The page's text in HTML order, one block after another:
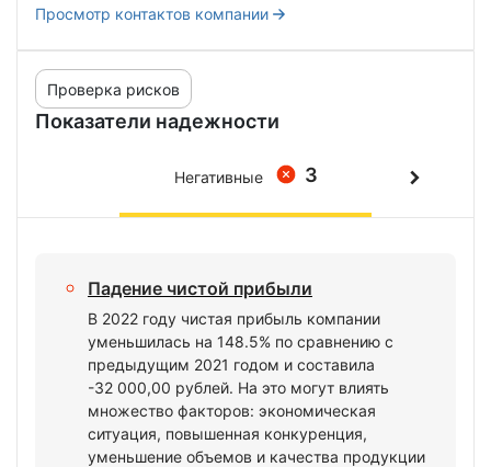
Просмотр контактов компании
Показатели надежности
Проверка рисков
3
Негативные
Падение чистой прибыли
В 2022 году чистая прибыль компании
уменьшилась на 148.5% по сравнению с
предыдущим 2021 годом и составила
-32 000,00 рублей. На это могут влиять
множество факторов: экономическая
ситуация, повышенная конкуренция,
уменьшение объемов и качества продукции